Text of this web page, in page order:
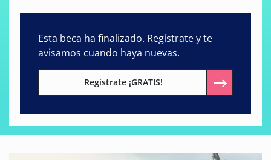
Esta beca ha finalizado. Regístrate y te
avisamos cuando haya nuevas.
Regístrate ¡GRATIS!